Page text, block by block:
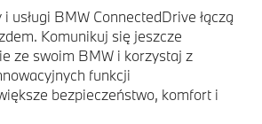
usługi BMW ConnectedDrive łączą
Komunikuj się jeszcze
ze swoim BMW i korzystaj z
funkcji
bezpieczeństwo, komfort i